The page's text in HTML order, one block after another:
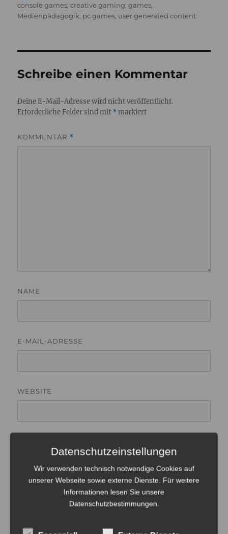
am
console games,creative gaming,games,
Medienpädagogik, pc games, user generated content
Schreibe einen Kommentar
Deine E-Mail-Adresse wird nicht veröffentlicht.
Erforderliche Felder sind mit * markiert
KOMMENTAR *
NAME
E-MAIL-ADRESSE
WEBSITE
Beitragsnavigation
Datenschutzeinstellungen
Wir verwenden technisch notwendige Cookies auf
unserer Webseite sowie externe Dienste. Für weitere
Informationen lesen Sie unsere
Datenschutzbestimmungen.